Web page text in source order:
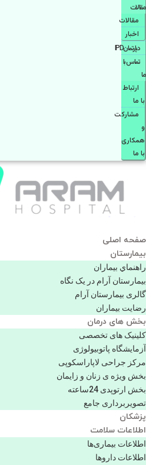
مقالات
مقالات
اخبار
دپارتمانIPD
تماس با
ما
ارتباط
با ما
مشاركت
و
همكاری
با ما
صفحه اصلی
بيمارستان
راهنماي بیماران
بیمارستان آرام در یک نگاه
گالری بیمارستان آرام
رضایت بیماران
بخش های درمان
کلینیک های تخصصی
آزمایشگاه پاتوبیولوژی
مرکز جراحی لاپاراسکوپی
بخش ویژه ی زنان و زایمان
بخش ارتوپدی 24ساعته
تصویربرداری جامع
پزشكان
اطلاعات سلامت
اطلاعات بیماری‌ها
اطلاعات دارو‌ها